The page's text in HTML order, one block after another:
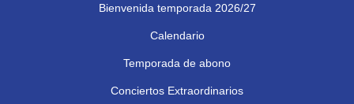
Bienvenida temporada 2026/27
Calendario
Temporada de abono
Conciertos Extraordinarios